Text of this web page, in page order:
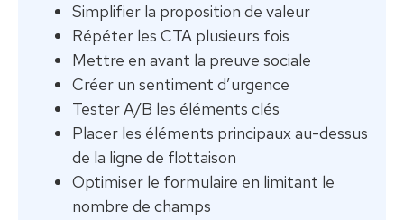
Simplifier la proposition de valeur
Répéter les CTA plusieurs fois
Mettre en avant la preuve sociale
Créer un sentiment d’urgence
Tester A/B les éléments clés
Placer les éléments principaux au-dessus
de la ligne de flottaison
Optimiser le formulaire en limitant le
nombre de champs